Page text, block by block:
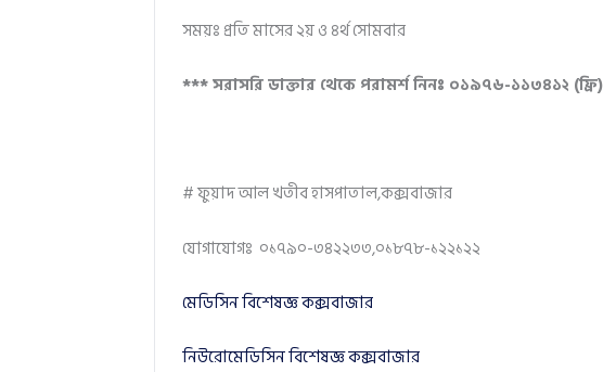
সময়ঃ প্রতি মাসের ২য় ও ৪র্থ সোমবার
*** সরাসরি ডাক্তার থেকে পরামর্শ নিনঃ ০১৯৭৬-১১৩৪১২ (ফ্রি)
# ফুয়াদ আল খতীব হাসপাতাল,কক্সবাজার
যোগাযোগঃ ০১৭৯০-৩৪২২৩৩,০১৮৭৮-১২২১২২
মেডিসিন বিশেষজ্ঞ কক্সবাজার
নিউরোমেডিসিন বিশেষজ্ঞ কক্সবাজার